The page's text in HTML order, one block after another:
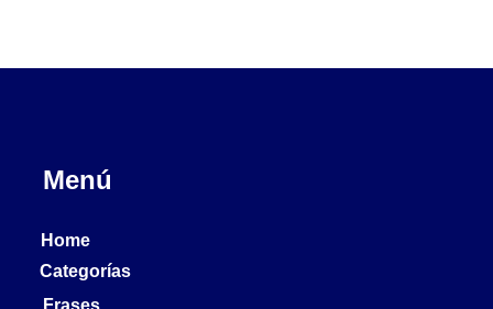
Menú
Home
Categorías
Frases